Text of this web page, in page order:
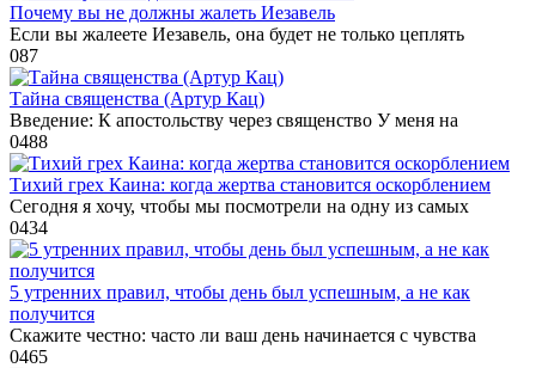
Почему вы не должны жалеть Иезавель
Если вы жалеете Иезавель, она будет не только цеплять
087
Тайна священства (Артур Кац)
Введение: К апостольству через священство У меня на
0488
Тихий грех Каина: когда жертва становится оскорблением
Сегодня я хочу, чтобы мы посмотрели на одну из самых
0434
5 утренних правил, чтобы день был успешным, а не как
получится
Скажите честно: часто ли ваш день начинается с чувства
0465